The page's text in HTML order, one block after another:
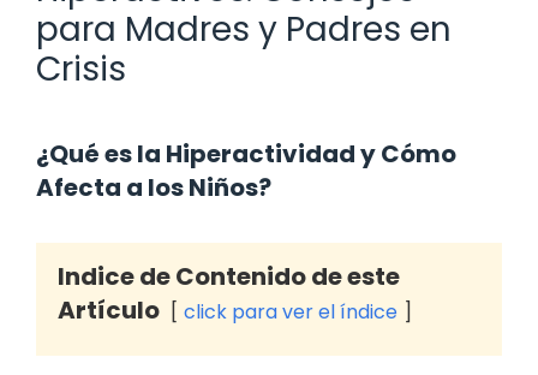
para Madres y Padres en
Crisis
¿Qué es la Hiperactividad y Cómo
Afecta a los Niños?
Indice de Contenido de este
Artículo
click para ver el índice